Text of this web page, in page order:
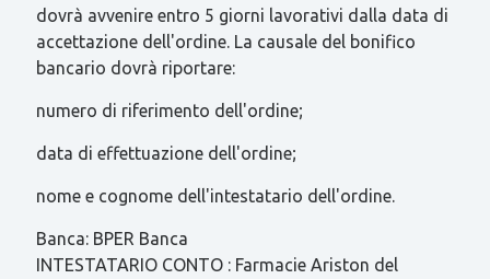
dovrà avvenire entro 5 giorni lavorativi dalla data di
accettazione dell'ordine. La causale del bonifico
bancario dovrà riportare:
numero di riferimento dell'ordine;
data di effettuazione dell'ordine;
nome e cognome dell'intestatario dell'ordine.
Banca: BPER Banca
INTESTATARIO CONTO : Farmacie Ariston del